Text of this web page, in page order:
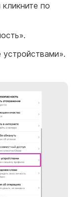
по
устройствами».